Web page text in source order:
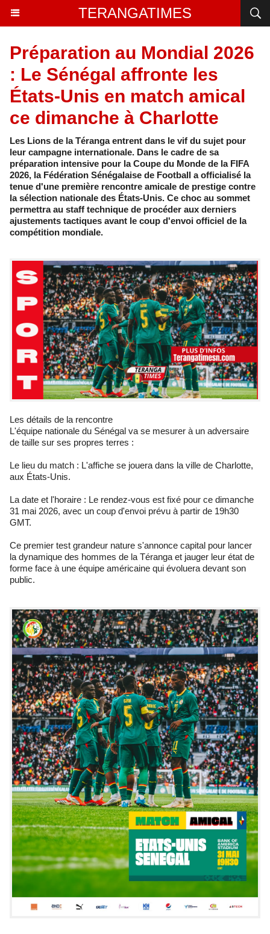
TERANGATIMES
Préparation au Mondial 2026
: Le Sénégal affronte les
États-Unis en match amical
ce dimanche à Charlotte
Les Lions de la Téranga entrent dans le vif du sujet pour
leur campagne internationale. Dans le cadre de sa
préparation intensive pour la Coupe du Monde de la FIFA
2026, la Fédération Sénégalaise de Football a officialisé la
tenue d'une première rencontre amicale de prestige contre
la sélection nationale des États-Unis. Ce choc au sommet
permettra au staff technique de procéder aux derniers
ajustements tactiques avant le coup d'envoi officiel de la
compétition mondiale.
Les détails de la rencontre
L'équipe nationale du Sénégal va se mesurer à un adversaire
de taille sur ses propres terres :
Le lieu du match : L'affiche se jouera dans la ville de Charlotte,
aux États-Unis.
La date et l'horaire : Le rendez-vous est fixé pour ce dimanche
31 mai 2026, avec un coup d'envoi prévu à partir de 19h30
GMT.
Ce premier test grandeur nature s'annonce capital pour lancer
la dynamique des hommes de la Téranga et jauger leur état de
forme face à une équipe américaine qui évoluera devant son
public.